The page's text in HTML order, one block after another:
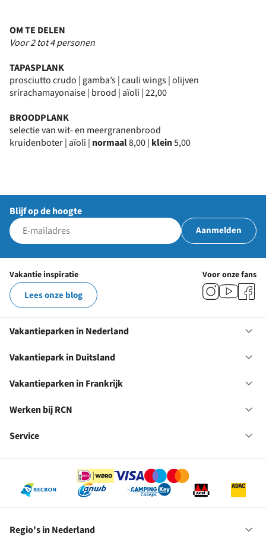
OM TE DELEN
Voor 2 tot 4 personen
TAPASPLANK
prosciutto crudo | gamba’s | cauli wings | olijven
srirachamayonaise | brood | aïoli | 22,00
BROODPLANK
selectie van wit- en meergranenbrood
kruidenboter | aïoli | normaal8,00 | klein5,00
Blijf op de hoogte
Aanmelden
Vakantie inspiratie
Lees onze blog
Voor onze fans
Vakantieparken in Nederland
Vakantiepark in Duitsland
Vakantieparken in Frankrijk
Werken bij RCN
Service
Regio's in Nederland